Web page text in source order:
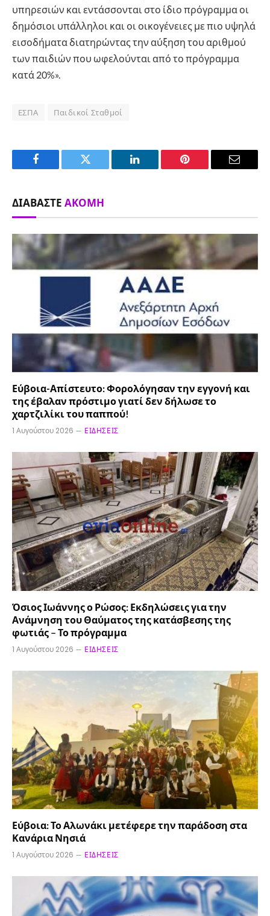
υπηρεσιών και εντάσσονται στο ίδιο πρόγραμμα οι
δημόσιοι υπάλληλοι και οι οικογένειες με πιο υψηλά
εισοδήματα διατηρώντας την αύξηση του αριθμού
των παιδιών που ωφελούνται από το πρόγραμμα
κατά 20%».
ΕΣΠΑ Παιδικοί Σταθμοί
Facebook Twitter LinkedIn Pinterest Email
ΔΙΑΒΆΣΤΕ ΑΚΌΜΗ
Εύβοια-Απίστευτο: Φορολόγησαν την εγγονή και
της έβαλαν πρόστιμο γιατί δεν δήλωσε το
χαρτζιλίκι του παππού!
1 Αυγούστου 2026 ΕΙΔΉΣΕΙΣ
Όσιος Ιωάννης ο Ρώσος: Εκδηλώσεις για την
Ανάμνηση του Θαύματος της κατάσβεσης της
φωτιάς – Το πρόγραμμα
1 Αυγούστου 2026 ΕΙΔΉΣΕΙΣ
Εύβοια: Το Αλωνάκι μετέφερε την παράδοση στα
Κανάρια Νησιά
1 Αυγούστου 2026 ΕΙΔΉΣΕΙΣ